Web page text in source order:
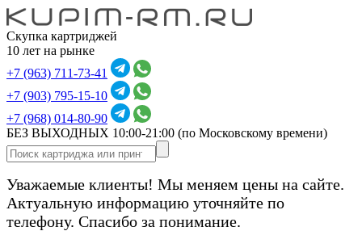
Скупка картриджей
10 лет на рынке
+7 (963) 711-73-41
+7 (903) 795-15-10
+7 (968) 014-80-90
БЕЗ ВЫХОДНЫХ 10:00-21:00 (по Московскому времени)
Уважаемые клиенты! Мы меняем цены на сайте.
Актуальную информацию уточняйте по
телефону. Спасибо за понимание.